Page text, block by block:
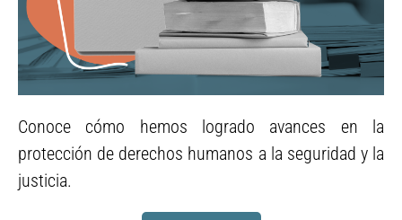
Casos
paradigmáticos
Conoce cómo hemos logrado avances en la
protección de derechos humanos a la seguridad y la
justicia.